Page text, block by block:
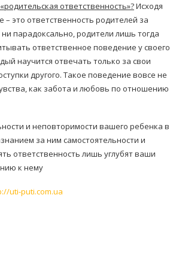
ответственность»?Исходя
– это ответственность родителей за
ни парадоксально, родители лишь тогда
ответственное поведение у своего
научится отвечать только за свои
другого. Такое поведение вовсе не
как забота и любовь по отношению
и неповторимости вашего ребенка в
за ним самостоятельности и
ответственность лишь углубят ваши
к нему
uti-puti.com.ua